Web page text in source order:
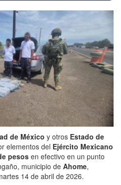
de México y otros Estado de
elementos del Ejército Mexicano
pesos en efectivo en un punto
municipio de Ahome,
14 de abril de 2026.